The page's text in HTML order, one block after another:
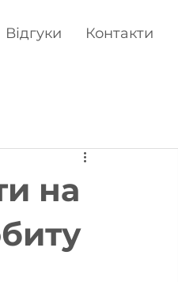
Відгуки Контакти
на